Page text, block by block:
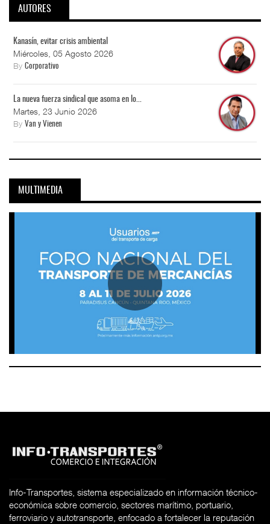
AUTORES
Kanasín, evitar crisis ambiental
Miércoles, 05 Agosto 2026
By Corporativo
La nueva fuerza sindical que asoma en lo...
Martes, 23 Junio 2026
By Van y Vienen
MULTIMEDIA
Info-Transportes, sistema especializado en información técnico-
económica sobre comercio, sectores marítimo, portuario,
ferroviario y autotransporte, enfocado a fortalecer la reputación